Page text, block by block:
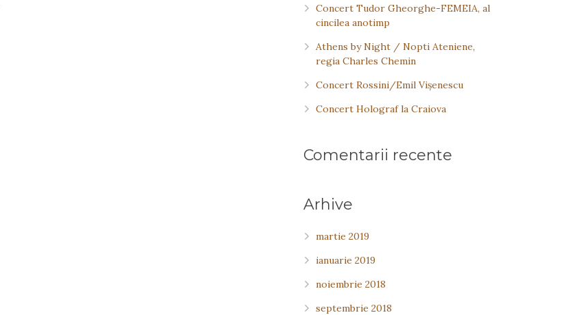
Concert Tudor Gheorghe-FEMEIA, al
cincilea anotimp
Athens by Night / Nopti Ateniene,
regia Charles Chemin
Concert Rossini/Emil Vişenescu
Concert Holograf la Craiova
Comentarii recente
Arhive
martie 2019
ianuarie 2019
noiembrie 2018
septembrie 2018